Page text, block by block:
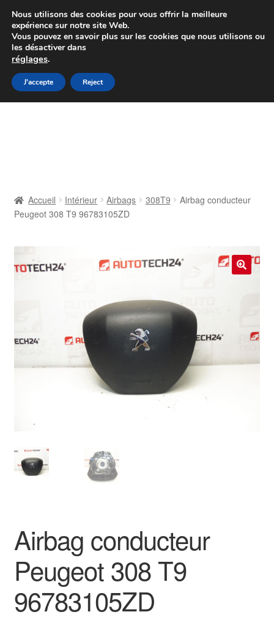
Colissimo livraison à partir de 7 EUR
Du lundi au vendredi de 9 h à 16 h
Aller
à
Aller
au
Contact
Livraison
Paiements
Procédure de Réclamation
Accueil Intérieur Airbags 308T9
Airbag conducteur
Peugeot 308 T9 96783105ZD
Airbag conducteur
Peugeot 308 T9
96783105ZD
Nous utilisons des cookies pour vous offrir la meilleure
expérience sur notre site Web.
Vous pouvez en savoir plus sur les cookies que nous utilisons ou
les désactiver dans
réglages.
J'accepte Reject